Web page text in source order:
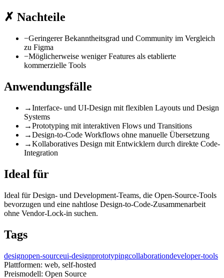
✗ Nachteile
−Geringerer Bekanntheitsgrad und Community im Vergleich
zu Figma
−Möglicherweise weniger Features als etablierte
kommerzielle Tools
Anwendungsfälle
→Interface- und UI-Design mit flexiblen Layouts und Design
Systems
→Prototyping mit interaktiven Flows und Transitions
→Design-to-Code Workflows ohne manuelle Übersetzung
→Kollaboratives Design mit Entwicklern durch direkte Code-
Integration
Ideal für
Ideal für Design- und Development-Teams, die Open-Source-Tools
bevorzugen und eine nahtlose Design-to-Code-Zusammenarbeit
ohne Vendor-Lock-in suchen.
Tags
designopen-sourceui-designprototypingcollaborationdeveloper-tools
Plattformen: web, self-hosted
Preismodell: Open Source